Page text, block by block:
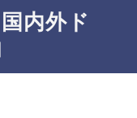
内外ド